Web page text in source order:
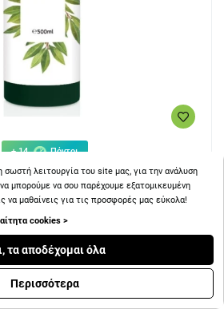
+ 14 Πόντοι
Laurus Nobilis Έλαιο Βάσης
500ml
λειτουργία του site μας, για την ανάλυση
μπορούμε να σου παρέχουμε εξατομικευμένη
να μαθαίνεις για τις προσφορές μας εύκολα!
cookies >
τα αποδέχομαι όλα
Περισσότερα